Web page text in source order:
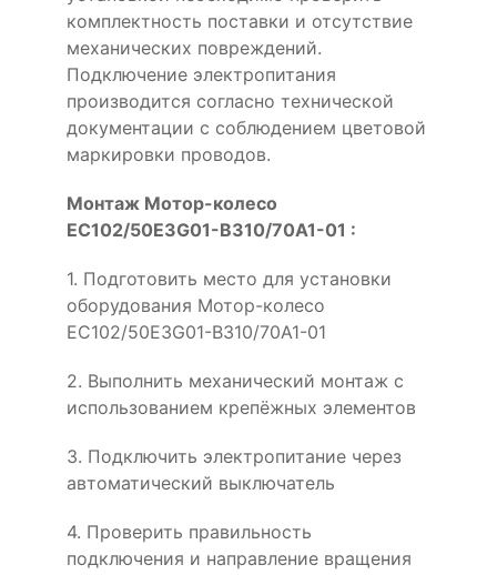
комплектность поставки и отсутствие
механических повреждений.
Подключение электропитания
производится согласно технической
документации с соблюдением цветовой
маркировки проводов.
Монтаж Мотор-колесо
EC102/50E3G01-B310/70A1-01 :
1. Подготовить место для установки
оборудования Мотор-колесо
EC102/50E3G01-B310/70A1-01
2. Выполнить механический монтаж с
использованием крепёжных элементов
3. Подключить электропитание через
автоматический выключатель
4. Проверить правильность
подключения и направление вращения